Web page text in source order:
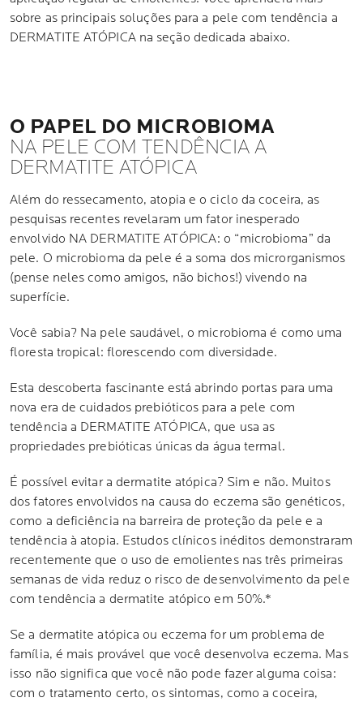
sobre as principais soluções para a pele com tendência a
DERMATITE ATÓPICA na seção dedicada abaixo.
O PAPEL DO MICROBIOMA
NA PELE COM TENDÊNCIA A
DERMATITE ATÓPICA
Além do ressecamento, atopia e o ciclo da coceira, as
pesquisas recentes revelaram um fator inesperado
envolvido NA DERMATITE ATÓPICA: o “microbioma” da
pele. O microbioma da pele é a soma dos microrganismos
(pense neles como amigos, não bichos!) vivendo na
superfície.
Você sabia? Na pele saudável, o microbioma é como uma
floresta tropical: florescendo com diversidade.
Esta descoberta fascinante está abrindo portas para uma
nova era de cuidados prebióticos para a pele com
tendência a DERMATITE ATÓPICA, que usa as
propriedades prebióticas únicas da água termal.
É possível evitar a dermatite atópica? Sim e não. Muitos
dos fatores envolvidos na causa do eczema são genéticos,
como a deficiência na barreira de proteção da pele e a
tendência à atopia. Estudos clínicos inéditos demonstraram
recentemente que o uso de emolientes nas três primeiras
semanas de vida reduz o risco de desenvolvimento da pele
com tendência a dermatite atópico em 50%.*
Se a dermatite atópica ou eczema for um problema de
família, é mais provável que você desenvolva eczema. Mas
isso não significa que você não pode fazer alguma coisa:
com o tratamento certo, os sintomas, como a coceira,